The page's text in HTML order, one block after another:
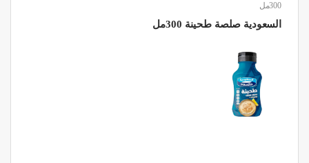
300مل
السعودية صلصة طحينة 300مل